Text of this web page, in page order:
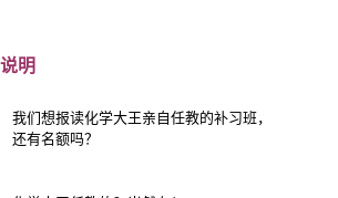
明
我们想报读化学大王亲自任教的补习班，
还有名额吗？